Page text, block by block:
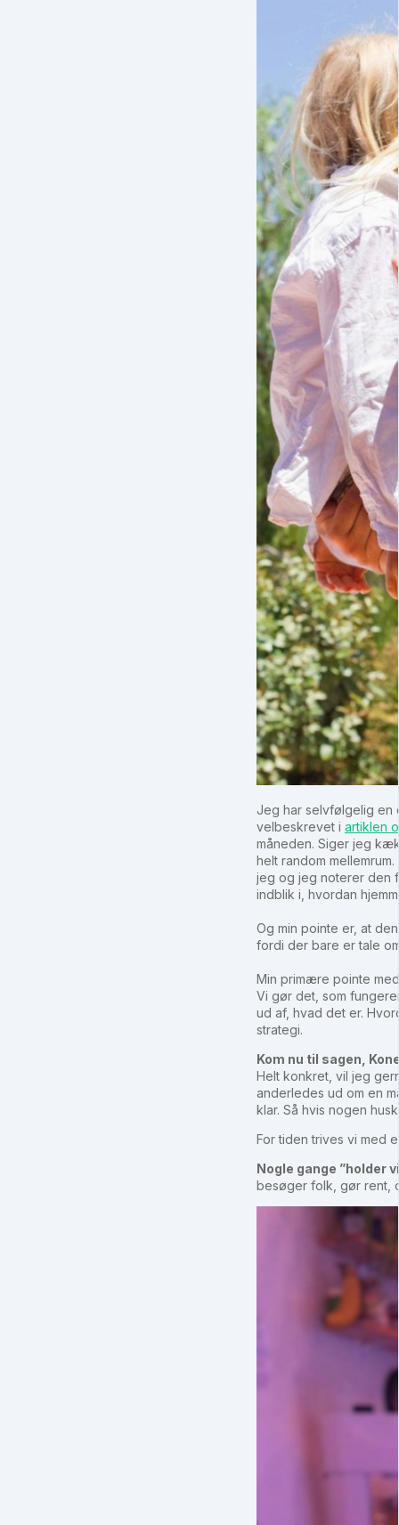
Jeg har selvfølgelig en
velbeskrevet i artiklen
måneden. Siger jeg
helt random
jeg og jeg noterer den
indblik i, hvordan
Og min pointe er, at
fordi der bare er tale
Min primære pointe
Vi gør det, som
ud af, hvad det er.
strategi.
Kom nu til sagen,
Helt konkret, vil jeg
anderledes ud om en
klar. Så hvis nogen
For tiden trives vi med
Nogle gange ”holder
besøger folk, gør rent,